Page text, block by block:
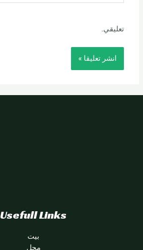
تعليقي.
Usefull Links
بيت
محل